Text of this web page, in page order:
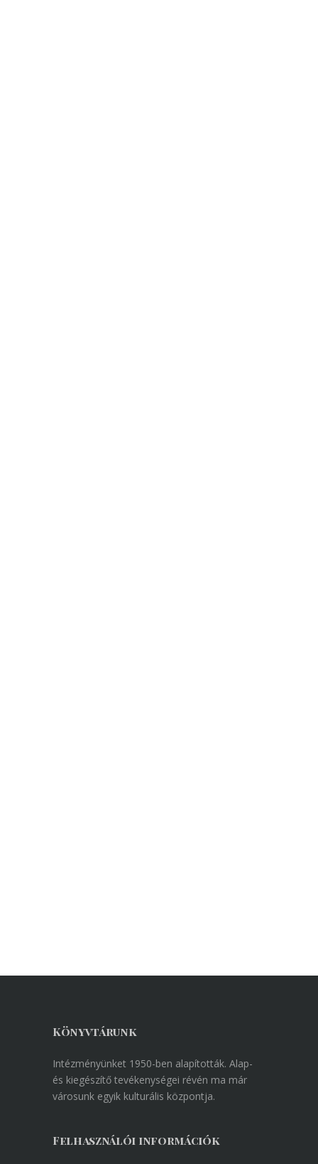
Könyvtárunk
Intézményünket 1950-ben alapították. Alap-
és kiegészítő tevékenységei révén ma már
városunk egyik kulturális központja.
Felhasználói információk